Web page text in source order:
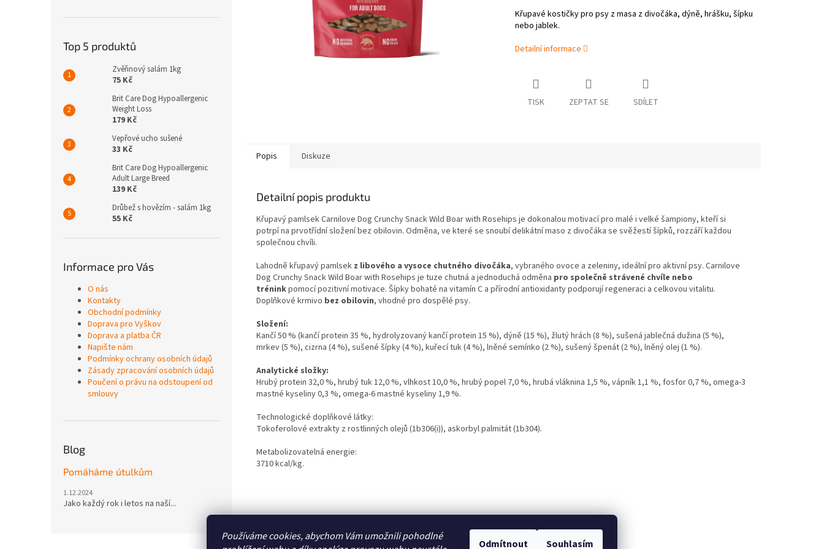
Používáme cookies, abychom Vám umožnili pohodlné
Odmítnout Souhlasím
Top 5 produktů
Zvěřinový salám 1kg
75 Kč
Brit Care Dog Hypoallergenic
Weight Loss
179 Kč
Vepřové ucho sušené
33 Kč
Brit Care Dog Hypoallergenic
Adult Large Breed
139 Kč
Drůbež s hovězím - salám 1kg
55 Kč
Informace pro Vás
O nás
Kontakty
Obchodní podmínky
Doprava pro Vyškov
Doprava a platba ČR
Napište nám
Podmínky ochrany osobních údajů
Zásady zpracování osobních údajů
Poučení o právu na odstoupení od
smlouvy
Blog
Pomáháme útulkům
1.12.2024
Jako každý rok i letos na naší...
Křupavé kostičky pro psy z masa z divočáka, dýně, hrášku, šípku
nebo jablek.
Detailní informace
TISK ZEPTAT SE SDÍLET
Popis Diskuze
Detailní popis produktu
Křupavý pamlsek Carnilove Dog Crunchy Snack Wild Boar with Rosehips je dokonalou motivací pro malé i velké šampiony, kteří si
potrpí na prvotřídní složení bez obilovin. Odměna, ve které se snoubí delikátní maso z divočáka se svěžestí šípků, rozzáří každou
společnou chvíli.
Lahodně křupavý pamlsek z libového a vysoce chutného divočáka, vybraného ovoce a zeleniny, ideální pro aktivní psy. Carnilove
Dog Crunchy Snack Wild Boar with Rosehips je tuze chutná a jednoduchá odměna pro společně strávené chvíle nebo
tréninkpomocí pozitivní motivace. Šípky bohaté na vitamín C a přírodní antioxidanty podporují regeneraci a celkovou vitalitu.
Doplňkové krmivo bez obilovin, vhodné pro dospělé psy.
Složení:
Kančí 50 % (kančí protein 35 %, hydrolyzovaný kančí protein 15 %), dýně (15 %), žlutý hrách (8 %), sušená jablečná dužina (5 %),
mrkev (5 %), cizrna (4 %), sušené šípky (4 %), kuřecí tuk (4 %), lněné semínko (2 %), sušený špenát (2 %), lněný olej (1 %).
Analytické složky:
Hrubý protein 32,0 %, hrubý tuk 12,0 %, vlhkost 10,0 %, hrubý popel 7,0 %, hrubá vláknina 1,5 %, vápník 1,1 %, fosfor 0,7 %, omega-3
mastné kyseliny 0,3 %, omega-6 mastné kyseliny 1,9 %.
Technologické doplňkové látky:
Tokoferolové extrakty z rostlinných olejů (1b306(i)), askorbyl palmitát (1b304).
Metabolizovatelná energie:
3710 kcal/kg.